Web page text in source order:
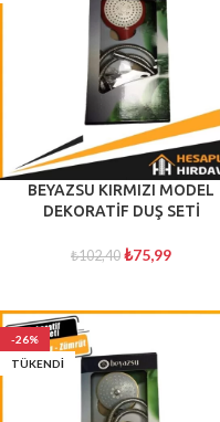
BEYAZSU KIRMIZI MODEL
DEKORATİF DUŞ SETİ
₺102,40 ₺75,99
-26%
TÜKENDI